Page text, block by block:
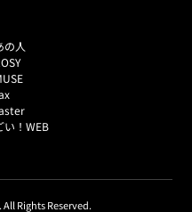
の人
い！WEB
Rights Reserved.